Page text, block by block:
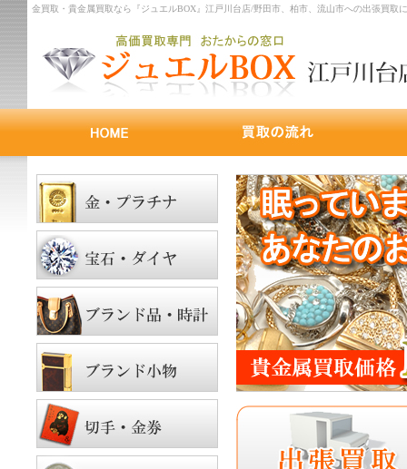
金買取・貴金属買取なら『ジュエルBOX』江戸川台店/野田市、柏市、流山市への出張買取